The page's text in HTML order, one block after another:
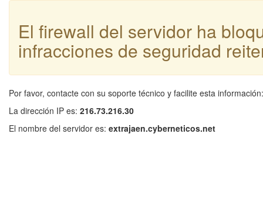
El firewall del servidor ha
infracciones de seguridad
Por favor, contacte con su soporte técnico y facilite esta información:
La dirección IP es: 216.73.216.30
El nombre del servidor es: extrajaen.cyberneticos.net